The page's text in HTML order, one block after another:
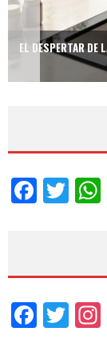
EL DESPERTAR DE